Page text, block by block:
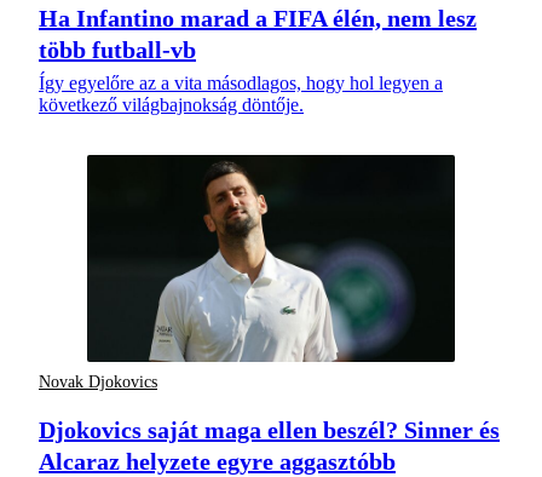
Ha Infantino marad a FIFA élén, nem lesz
több futball-vb
Így egyelőre az a vita másodlagos, hogy hol legyen a
következő világbajnokság döntője.
Novak Djokovics
Djokovics saját maga ellen beszél? Sinner és
Alcaraz helyzete egyre aggasztóbb